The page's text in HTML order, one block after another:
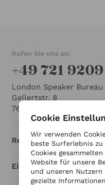
Rufen Sie uns an:
+49 721
London Speaker Bureau
Gellertstr. 8
76185 Karlsruhe
Redner
Einblicke
Cookie
Wir verwenden
beste Surferlebnis
Cookies
Website für unsere
und unseren
gezielte